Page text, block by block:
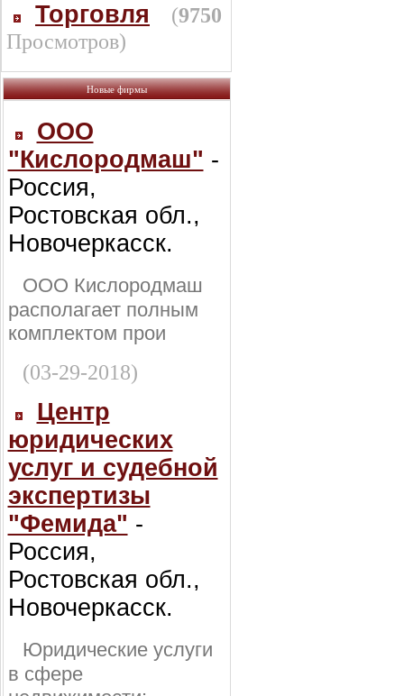
Торговля (9750
Просмотров)
Новые фирмы
ООО
"Кислородмаш" -
Россия,
Ростовская обл.,
Новочеркасск.
ООО Кислородмаш
располагает полным
комплектом прои
(03-29-2018)
Центр
юридических
услуг и судебной
экспертизы
"Фемида" -
Россия,
Ростовская обл.,
Новочеркасск.
Юридические услуги
в сфере